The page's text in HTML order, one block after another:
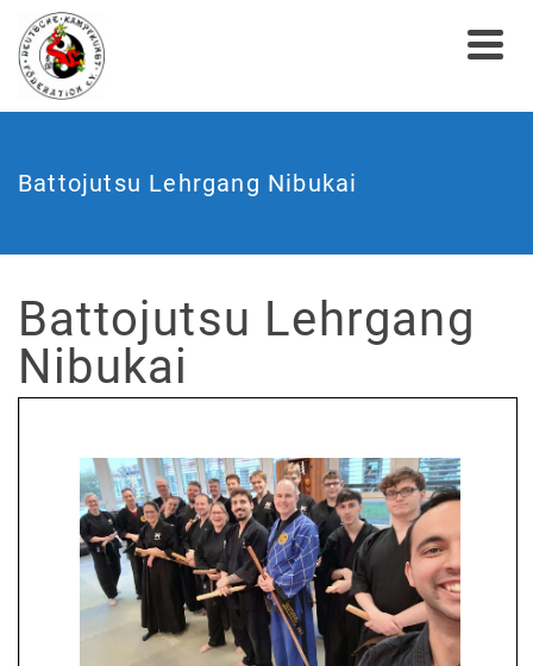
Battojutsu Lehrgang Nibukai
Battojutsu Lehrgang
Nibukai